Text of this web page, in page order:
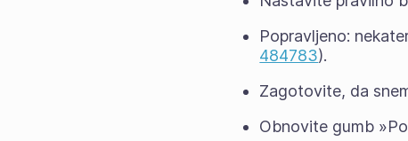
Popravljeno:
484783).
Zagotovite, da
Obnovite gumb